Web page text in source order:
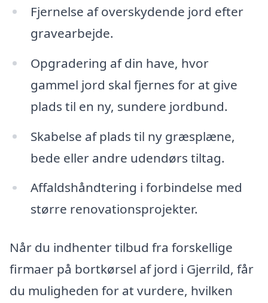
Fjernelse af overskydende jord efter
gravearbejde.
Opgradering af din have, hvor
gammel jord skal fjernes for at give
plads til en ny, sundere jordbund.
Skabelse af plads til ny græsplæne,
bede eller andre udendørs tiltag.
Affaldshåndtering i forbindelse med
større renovationsprojekter.
Når du indhenter tilbud fra forskellige
firmaer på bortkørsel af jord i Gjerrild, får
du muligheden for at vurdere, hvilken